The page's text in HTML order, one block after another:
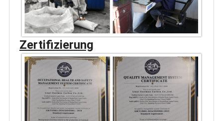
Zertifizierung